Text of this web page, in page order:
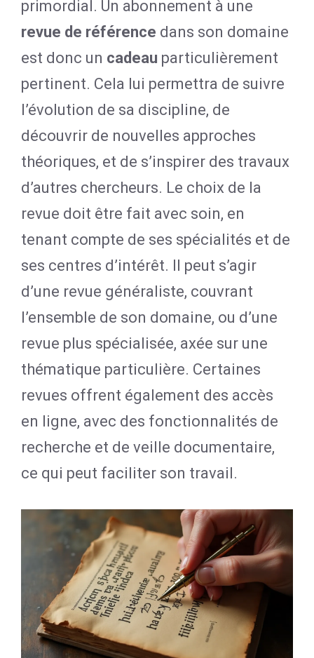
primordial. Un abonnement à une
revue de référence dans son domaine
est donc un cadeau particulièrement
pertinent. Cela lui permettra de suivre
l’évolution de sa discipline, de
découvrir de nouvelles approches
théoriques, et de s’inspirer des travaux
d’autres chercheurs. Le choix de la
revue doit être fait avec soin, en
tenant compte de ses spécialités et de
ses centres d’intérêt. Il peut s’agir
d’une revue généraliste, couvrant
l’ensemble de son domaine, ou d’une
revue plus spécialisée, axée sur une
thématique particulière. Certaines
revues offrent également des accès
en ligne, avec des fonctionnalités de
recherche et de veille documentaire,
ce qui peut faciliter son travail.